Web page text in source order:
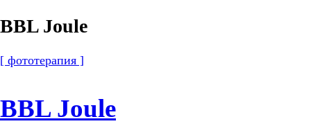
BBL Joule
[ фототерапия ]
BBL Joule